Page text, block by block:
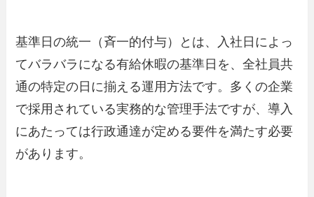
基準日の統一（斉一的付与）とは、入社日によっ
てバラバラになる有給休暇の基準日を、全社員共
通の特定の日に揃える運用方法です。多くの企業
で採用されている実務的な管理手法ですが、導入
にあたっては行政通達が定める要件を満たす必要
があります。